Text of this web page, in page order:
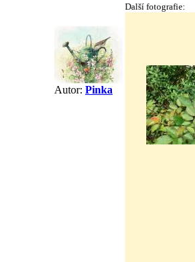
Autor: Pinka
Další fotografie: